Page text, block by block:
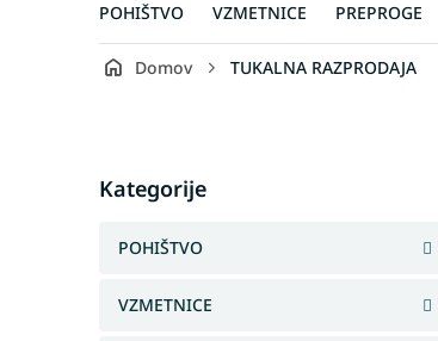
POHIŠTVO VZMETNICE PREPROGE
Domov TUKALNA RAZPRODAJA
e
b
categories
Kategorije
POHIŠTVO
VZMETNICE